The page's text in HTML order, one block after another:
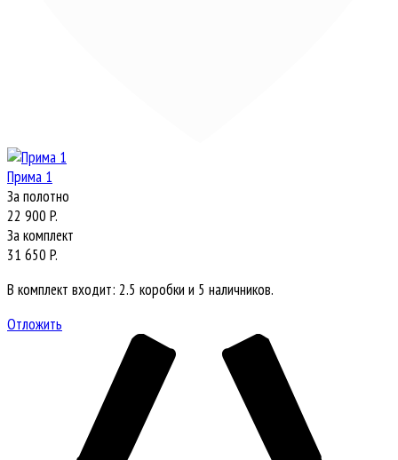
Прима 1
За полотно
22 900 P.
За комплект
31 650 P.
В комплект входит: 2.5 коробки и 5 наличников.
Отложить